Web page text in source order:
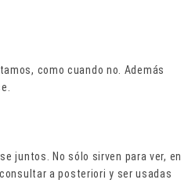
como cuando no. Además
juntos. No sólo sirven para ver, en
a posteriori y ser usadas